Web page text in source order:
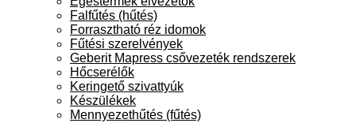
Falfűtés (hűtés)
Forrasztható réz idomok
Fűtési szerelvények
Geberit Mapress csővezeték rendszerek
Hőcserélők
Keringető szivattyúk
Készülékek
Mennyezethűtés (fűtés)